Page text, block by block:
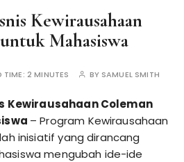
Kewirausahaan
Mahasiswa
TIME: 2 MINUTES BY SAMUEL SMITH
Kewirausahaan Coleman
– Program Kewirausahaan
inisiatif yang dirancang
mengubah ide-ide